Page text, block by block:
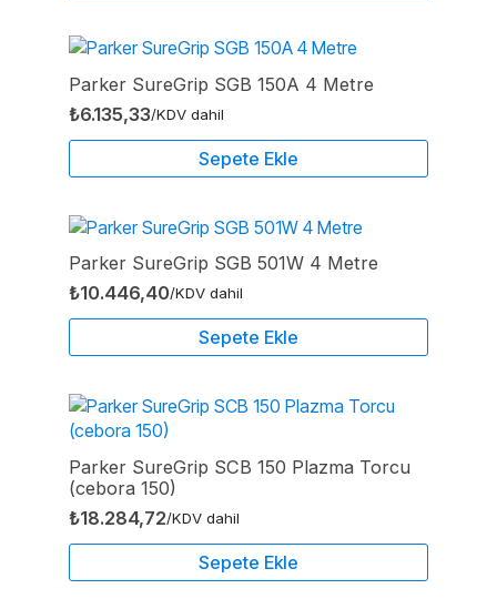
Parker SureGrip SGB 150A 4 Metre
₺6.135,33/KDV dahil
Sepete Ekle
Parker SureGrip SGB 501W 4 Metre
₺10.446,40/KDV dahil
Sepete Ekle
Parker SureGrip SCB 150 Plazma Torcu
(cebora 150)
₺18.284,72/KDV dahil
Sepete Ekle